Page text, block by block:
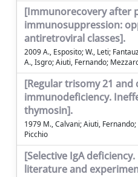
[Immunorecovery after
immunosuppression:
antiretroviral classes].
2009 A., Esposito; W., Leti;
A., Isgro; Aiuti, Fernando;
[Regular trisomy 21 and
immunodeficiency.
thymosin].
1979 M., Calvani; Aiuti,
Picchio
[Selective IgA
literature and